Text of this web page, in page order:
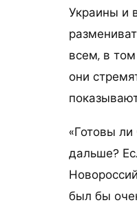
Украины и
всем, в
они
«Готовы
дальше?
был бы